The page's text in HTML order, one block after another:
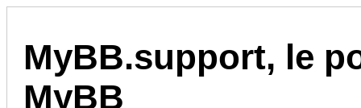
MyBB.support, le
MyBB